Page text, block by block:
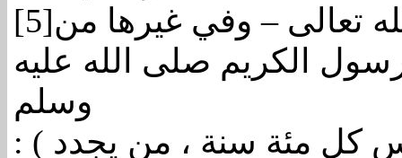
[5]تعالى – وفي غيرها من
الكريم صلى الله عليه
وسلم
: ( إن الله يبعث لهذه الأمة على رأس كل مئة سنة ، من يجدد